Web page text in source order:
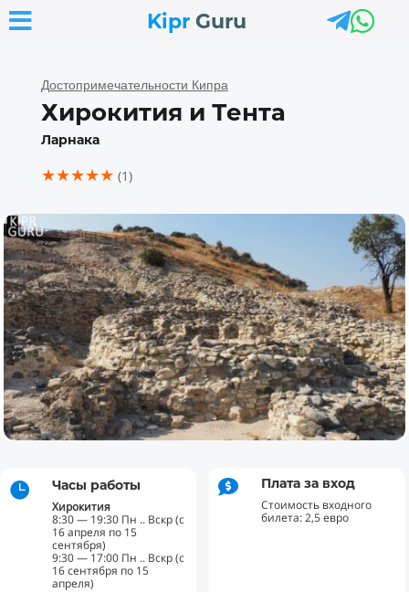
Kipr Guru
 
Достопримечательности Кипра
Хирокития и Тента
Ларнака
★★★★★ (1)
 Часы работы
Хирокития
8:30 — 19:30 Пн .. Вскр (с
16 апреля по 15
сентября)
9:30 — 17:00 Пн .. Вскр (с
16 сентября по 15
апреля)
 Плата за вход
Стоимость входного
билета: 2,5 евро